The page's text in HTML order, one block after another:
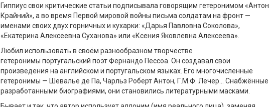
Гиппиус свои критические статьи подписывала говорящим гетеронимом «Антон
Крайний», а во время Первой мировой войны письма солдатам на фронт —
именами своих двух горничных и кухарки: «Дарья Павловна Соколова»,
«Екатерина Алексеевна Суханова» или «Ксения Яковлевна Алексеева».
Любил использовать в своём разнообразном творчестве
гетеронимы португальский поэт Фернандо Пессоа. Он создавал свои
произведения на английском и португальском языках. Его многочисленные
гетеронимы — Шевалье де Па, Чарльз Роберт Антон, Г.М.Ф. Лечер… Снабжённые
разработанными биографиями, они становились литературными масками.